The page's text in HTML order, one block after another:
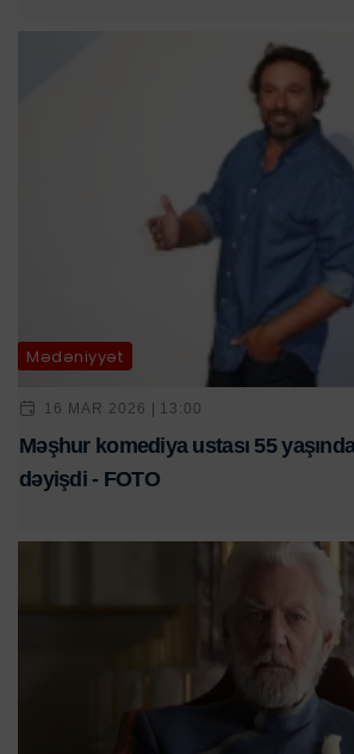
Mədəniyyət
16 MAR 2026 | 13:00
Məşhur komediya ustası 55
dəyişdi - FOTO